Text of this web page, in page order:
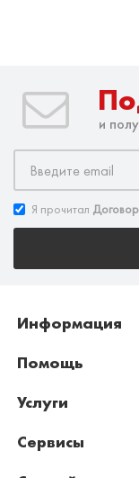
и
Я прочитал
Информация
Помощь
Услуги
Сервисы